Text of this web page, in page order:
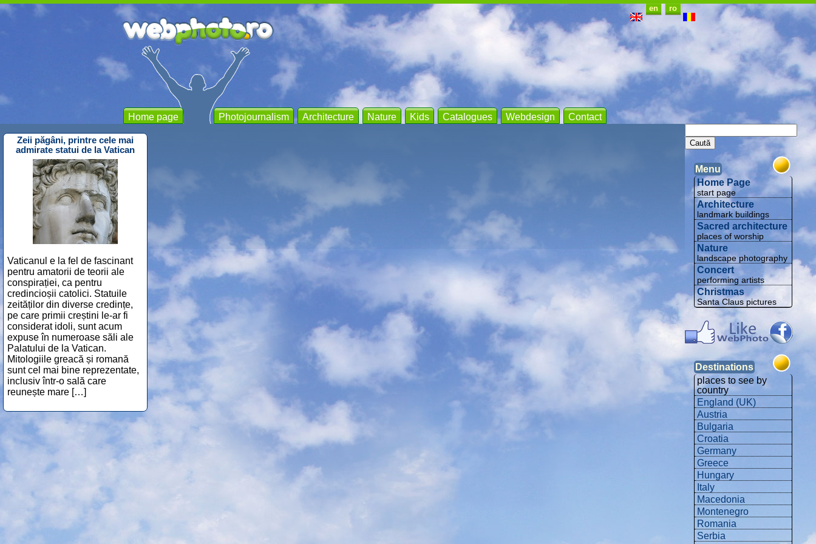
en ro
Home page Photojournalism Architecture Nature Kids Catalogues Webdesign Contact
Zeii păgâni, printre cele mai
admirate statui de la Vatican
Vaticanul e la fel de fascinant
pentru amatorii de teorii ale
conspirației, ca pentru
credincioșii catolici. Statuile
zeităților din diverse credințe,
pe care primii creștini le-ar fi
considerat idoli, sunt acum
expuse în numeroase săli ale
Palatului de la Vatican.
Mitologiile greacă și romană
sunt cel mai bine reprezentate,
inclusiv într-o sală care
reunește mare […]
Menu
Home Page
start page
Architecture
landmark buildings
Sacred architecture
places of worship
Nature
landscape photography
Concert
performing artists
Christmas
Santa Claus pictures
Destinations
places to see by
country
England (UK)
Austria
Bulgaria
Croatia
Germany
Greece
Hungary
Italy
Macedonia
Montenegro
Romania
Serbia